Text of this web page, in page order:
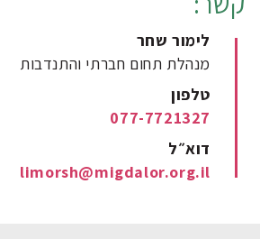
לימור שחר
מנהלת תחום חברתי והתנדבות
טלפון
077-7721327
דוא״ל
limorsh@migdalor.org.il